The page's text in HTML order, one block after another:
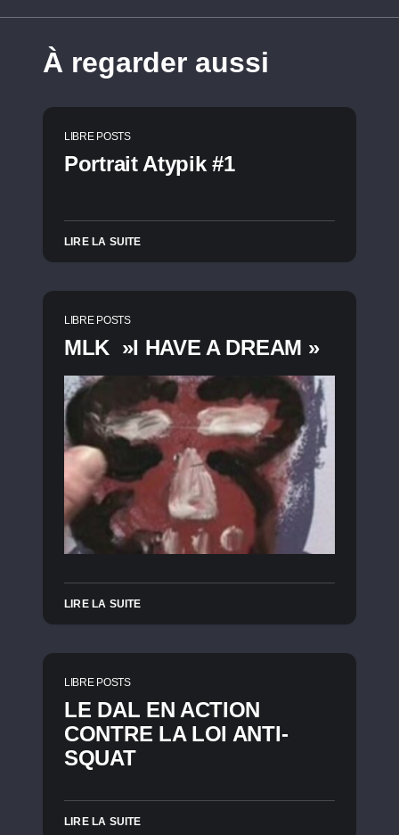
À regarder aussi
LIBRE POSTS
Portrait Atypik #1
LIRE LA SUITE
LIBRE POSTS
MLK »I HAVE A DREAM »
LIRE LA SUITE
LIBRE POSTS
LE DAL EN ACTION
CONTRE LA LOI ANTI-
SQUAT
LIRE LA SUITE